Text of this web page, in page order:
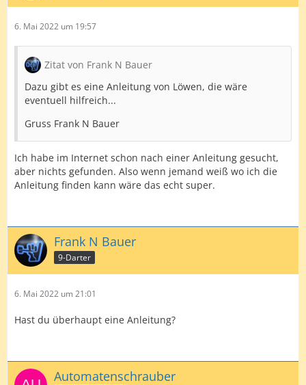
6. Mai 2022 um 19:57
Zitat von Frank N Bauer
Dazu gibt es eine Anleitung von Löwen, die wäre
eventuell hilfreich...
Gruss Frank N Bauer
Ich habe im Internet schon nach einer Anleitung gesucht,
aber nichts gefunden. Also wenn jemand weiß wo ich die
Anleitung finden kann wäre das echt super.
Frank N Bauer
9-Darter
6. Mai 2022 um 21:01
Hast du überhaupt eine Anleitung?
Automatenschrauber